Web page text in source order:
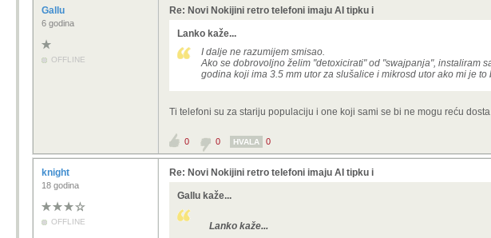
Gallu
6 godina
OFFLINE
Re: Novi Nokijini retro telefoni imaju AI tipku i
Lanko kaže...
I dalje ne razumijem smisao.
Ako se dobrovoljno želim "detoxicirati" od "swajpanja", instaliram
godina koji ima 3.5 mm utor za slušalice i mikrosd utor ako mi je to
Ti telefoni su za stariju populaciju i one koji sami se bi ne mogu reću
0 0 HVALA 0
knight
18 godina
OFFLINE
Re: Novi Nokijini retro telefoni imaju AI tipku i
Gallu kaže...
Lanko kaže...